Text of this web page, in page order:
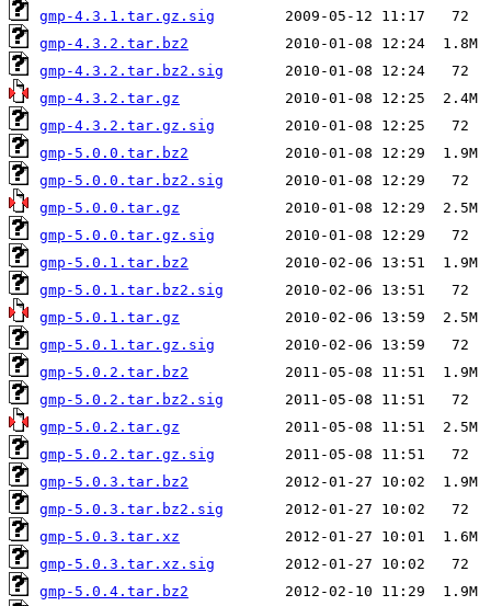
gmp-4.3.1.tar.gz.sig
gmp-4.3.2.tar.bz2
gmp-4.3.2.tar.bz2.sig
gmp-4.3.2.tar.gz
gmp-4.3.2.tar.gz.sig
gmp-5.0.0.tar.bz2
gmp-5.0.0.tar.bz2.sig
gmp-5.0.0.tar.gz
gmp-5.0.0.tar.gz.sig
gmp-5.0.1.tar.bz2
gmp-5.0.1.tar.bz2.sig
gmp-5.0.1.tar.gz
gmp-5.0.1.tar.gz.sig
gmp-5.0.2.tar.bz2
gmp-5.0.2.tar.bz2.sig
gmp-5.0.2.tar.gz
gmp-5.0.2.tar.gz.sig
gmp-5.0.3.tar.bz2
gmp-5.0.3.tar.bz2.sig
gmp-5.0.3.tar.xz
gmp-5.0.3.tar.xz.sig
gmp-5.0.4.tar.bz2